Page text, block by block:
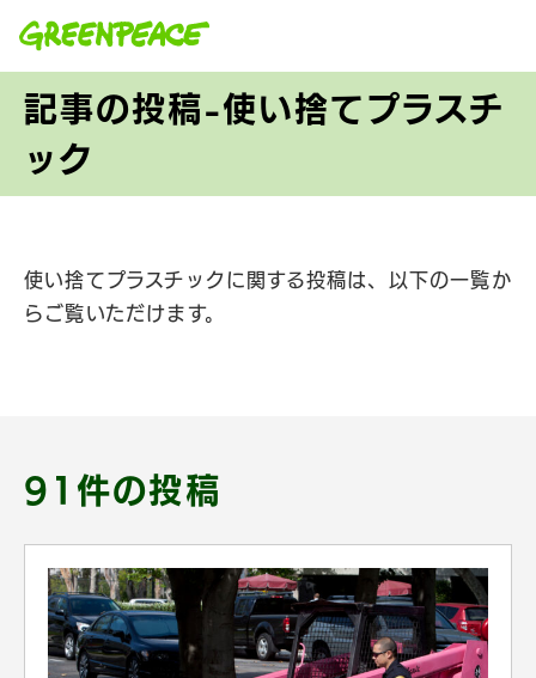
記事の投稿-使い捨てプラスチ
ック
使い捨てプラスチックに関する投稿は、以下の一覧か
らご覧いただけます。
91件の投稿